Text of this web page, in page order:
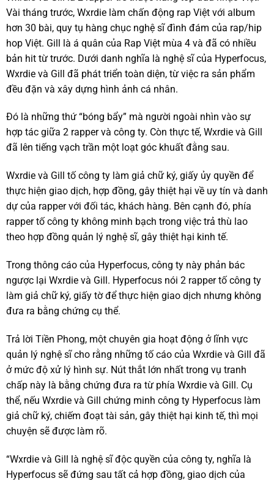
Vài tháng trước, Wxrdie làm chấn động rap Việt với album
hơn 30 bài, quy tụ hàng chục nghệ sĩ đình đám của rap/hip
hop Việt. Gill là á quân của Rap Việt mùa 4 và đã có nhiều
bản hit từ trước. Dưới danh nghĩa là nghệ sĩ của Hyperfocus,
Wxrdie và Gill đã phát triển toàn diện, từ việc ra sản phẩm
đều đặn và xây dựng hình ảnh cá nhân.
Đó là những thứ “bóng bẩy” mà người ngoài nhìn vào sự
hợp tác giữa 2 rapper và công ty. Còn thực tế, Wxrdie và Gill
đã lên tiếng vạch trần một loạt góc khuất đằng sau.
Wxrdie và Gill tố công ty làm giả chữ ký, giấy ủy quyền để
thực hiện giao dịch, hợp đồng, gây thiệt hại về uy tín và danh
dự của rapper với đối tác, khách hàng. Bên cạnh đó, phía
rapper tố công ty không minh bạch trong việc trả thù lao
theo hợp đồng quản lý nghệ sĩ, gây thiệt hại kinh tế.
Trong thông cáo của Hyperfocus, công ty này phản bác
ngược lại Wxrdie và Gill. Hyperfocus nói 2 rapper tố công ty
làm giả chữ ký, giấy tờ để thực hiện giao dịch nhưng không
đưa ra bằng chứng cụ thể.
Trả lời Tiền Phong, một chuyên gia hoạt động ở lĩnh vực
quản lý nghệ sĩ cho rằng những tố cáo của Wxrdie và Gill đã
ở mức độ xử lý hình sự. Nút thắt lớn nhất trong vụ tranh
chấp này là bằng chứng đưa ra từ phía Wxrdie và Gill. Cụ
thể, nếu Wxrdie và Gill chứng minh công ty Hyperfocus làm
giả chữ ký, chiếm đoạt tài sản, gây thiệt hại kinh tế, thì mọi
chuyện sẽ được làm rõ.
“Wxrdie và Gill là nghệ sĩ độc quyền của công ty, nghĩa là
Hyperfocus sẽ đứng sau tất cả hợp đồng, giao dịch của